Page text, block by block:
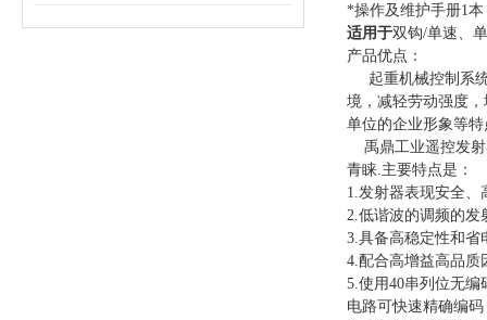
*操作及维护手册1本
适用于双钩/单速、
产品优点：
起重机械控制系统
境，减轻劳动强度
单位的企业形象等
禹鼎工业遥控发射
青睐.主要特点是：
1.发射器表现安全、
2.低谐波的调频的发
3.具备高稳定性和
4.配合高增益高品
5.使用40串列位无
电路可快速精确编